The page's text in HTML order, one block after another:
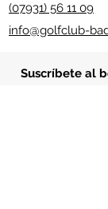
(07931) 56 11 09
info@golfclub-
Suscríbete al